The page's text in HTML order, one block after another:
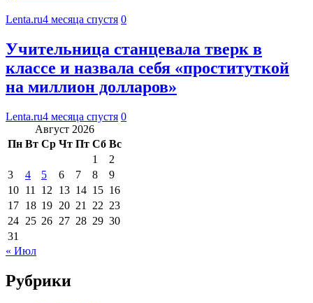
Lenta.ru4 месяца спустя 0
Учительница станцевала тверк в
классе и назвала себя «проституткой
на миллион долларов»
Lenta.ru4 месяца спустя 0
Август 2026
Пн Вт Ср Чт Пт Сб Вс
1
2
3
4 5 6 7 8
9
10 11 12 13 14 15 16
17 18 19 20 21 22 23
24 25 26 27 28 29 30
31
« Июл
Рубрики